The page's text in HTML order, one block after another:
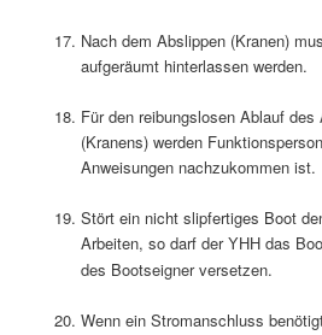
Nach dem Abslippen (Kranen)
aufgeräumt hinterlassen werden.
Für den reibungslosen Ablauf
(Kranens) werden
Anweisungen nachzukommen ist.
Stört ein nicht slipfertiges Boot
Arbeiten, so darf der YHHdas
des Bootseigner versetzen.
Wenn ein Stromanschluss